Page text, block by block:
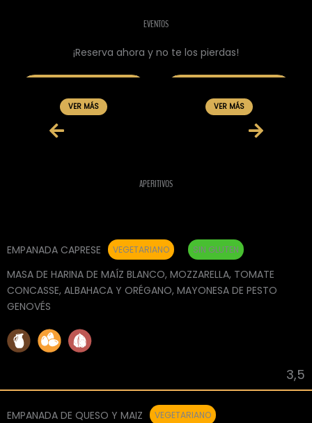
EVENTOS
¡Reserva ahora y no te los pierdas!
VER MÁS VER MÁS
APERITIVOS
EMPANADA CAPRESE VEGETARIANO SIN GLUTEN
MASA DE HARINA DE MAÍZ BLANCO, MOZZARELLA, TOMATE
CONCASSE, ALBAHACA Y ORÉGANO, MAYONESA DE PESTO
GENOVÉS
3,5
EMPANADA DE QUESO Y MAIZ VEGETARIANO